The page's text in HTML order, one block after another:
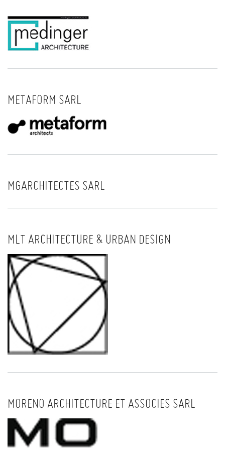
METAFORM SARL
MGARCHITECTES SARL
MLT ARCHITECTURE & URBAN DESIGN
MORENO ARCHITECTURE ET ASSOCIES SARL